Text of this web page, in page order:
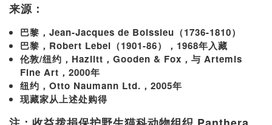
来源：
巴黎，Jean-Jacques de Boissieu（1736-1810）
巴黎，Robert Lebel（1901-86），1968年入藏
伦敦/纽约，Hazlitt，Gooden & Fox，与 Artemis
Fine Art，2000年
纽约，Otto Naumann Ltd.，2005年
现藏家从上述处购得